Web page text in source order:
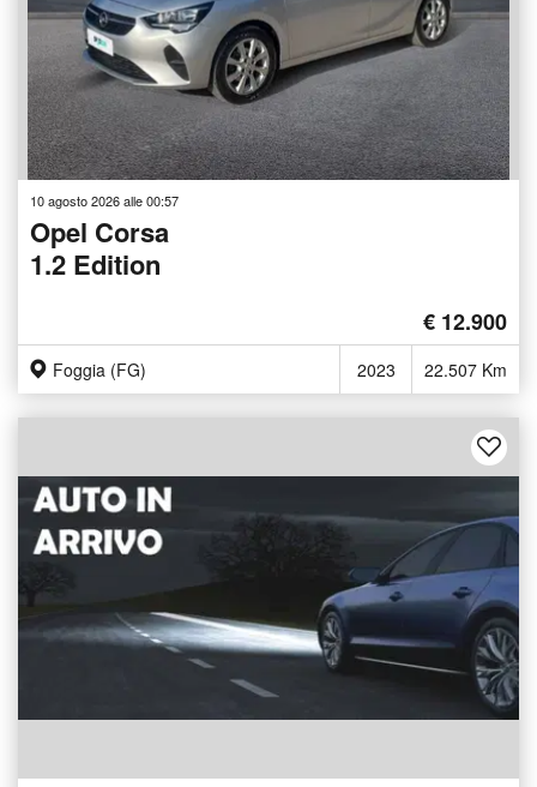
10 agosto 2026 alle 00:57
Opel Corsa
1.2 Edition
€ 12.900
Foggia (FG) 2023 22.507 Km